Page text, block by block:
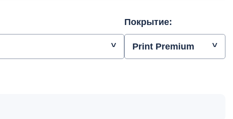
Покрытие:
Print Premium